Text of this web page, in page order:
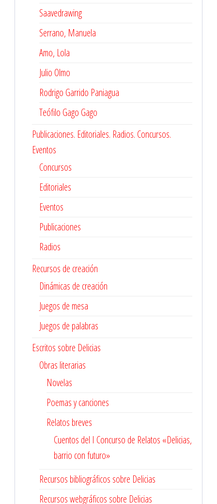
Saavedrawing
Serrano, Manuela
Amo, Lola
Julio Olmo
Rodrigo Garrido Paniagua
Teófilo Gago Gago
Publicaciones. Editoriales. Radios. Concursos.
Eventos
Concursos
Editoriales
Eventos
Publicaciones
Radios
Recursos de creación
Dinámicas de creación
Juegos de mesa
Juegos de palabras
Escritos sobre Delicias
Obras literarias
Novelas
Poemas y canciones
Relatos breves
Cuentos del I Concurso de Relatos «Delicias,
barrio con futuro»
Recursos bibliográficos sobre Delicias
Recursos webgráficos sobre Delicias